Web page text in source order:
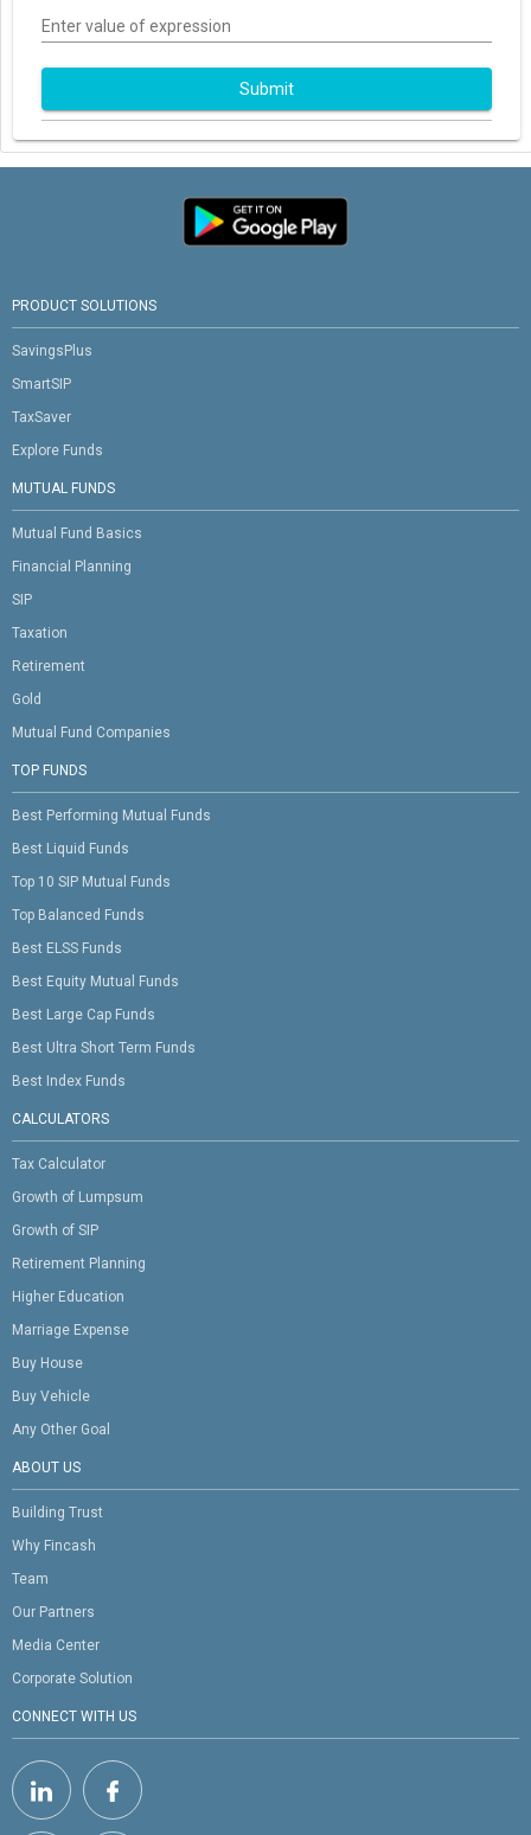
Enter value of expression
Submit
PRODUCT SOLUTIONS
SavingsPlus
SmartSIP
TaxSaver
Explore Funds
MUTUAL FUNDS
Mutual Fund Basics
Financial Planning
SIP
Taxation
Retirement
Gold
Mutual Fund Companies
TOP FUNDS
Best Performing Mutual Funds
Best Liquid Funds
Top 10 SIP Mutual Funds
Top Balanced Funds
Best ELSS Funds
Best Equity Mutual Funds
Best Large Cap Funds
Best Ultra Short Term Funds
Best Index Funds
CALCULATORS
Tax Calculator
Growth of Lumpsum
Growth of SIP
Retirement Planning
Higher Education
Marriage Expense
Buy House
Buy Vehicle
Any Other Goal
ABOUT US
Building Trust
Why Fincash
Team
Our Partners
Media Center
Corporate Solution
CONNECT WITH US